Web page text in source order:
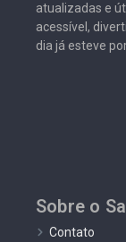
atualizadas e
acessível,
dia já esteve
Sobre o
Contato